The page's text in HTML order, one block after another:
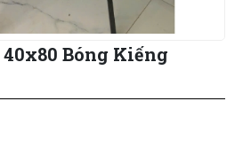
40x80 Bóng Kiếng